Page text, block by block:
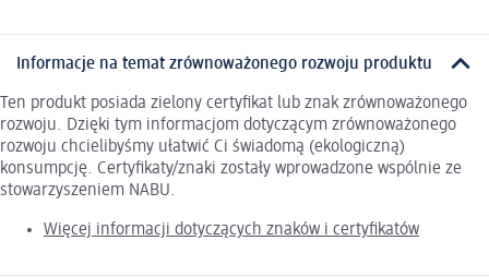
Informacje na temat zrównoważonego rozwoju produktu
Ten produkt posiada zielony certyfikat lub znak zrównoważonego
rozwoju. Dzięki tym informacjom dotyczącym zrównoważonego
rozwoju chcielibyśmy ułatwić Ci świadomą (ekologiczną)
konsumpcję. Certyfikaty/znaki zostały wprowadzone wspólnie ze
stowarzyszeniem NABU.
Więcej informacji dotyczących znaków i certyfikatów